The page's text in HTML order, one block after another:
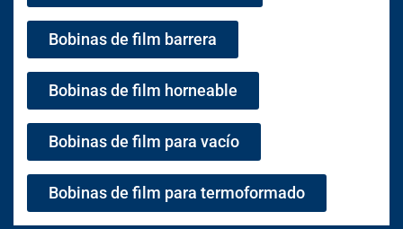
Bobinas de film barrera
Bobinas de film horneable
Bobinas de film para vacío
Bobinas de film para termoformado